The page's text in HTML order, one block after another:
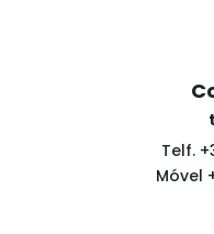
Telf.
Móvel